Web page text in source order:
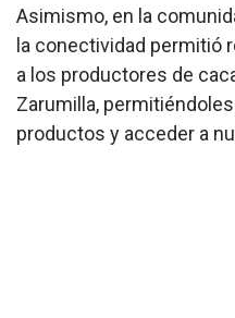
Asimismo, en la
la conectividad permitió
a los productores de
Zarumilla,
productos y acceder a